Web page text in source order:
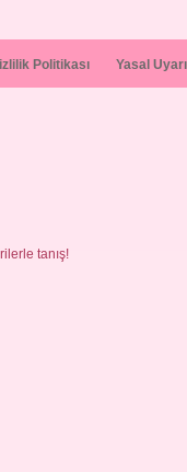
Politikası Yasal Uyarı
tanış!